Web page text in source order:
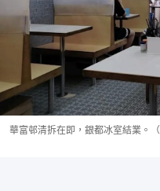
華富邨清拆在即，銀都冰室結業。